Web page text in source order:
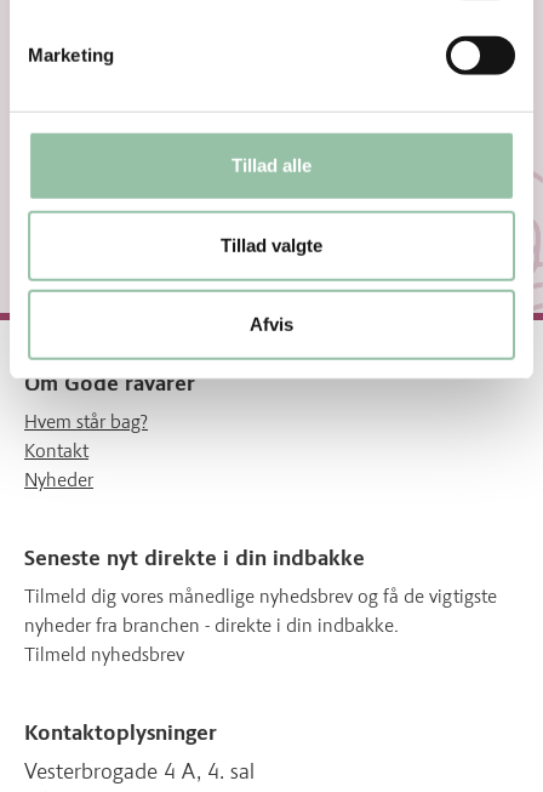
Marketing
Tillad alle
Tillad valgte
Afvis
Anprisninger og jernindhold (mg/100g) til
Om Gode råvarer
Hvem står bag?
Kontakt
Nyheder
Seneste nyt direkte i din indbakke
Tilmeld dig vores månedlige nyhedsbrev og få de vigtigste
nyheder fra branchen - direkte i din indbakke.
Tilmeld nyhedsbrev
Kontaktoplysninger
Vesterbrogade 4 A, 4. sal